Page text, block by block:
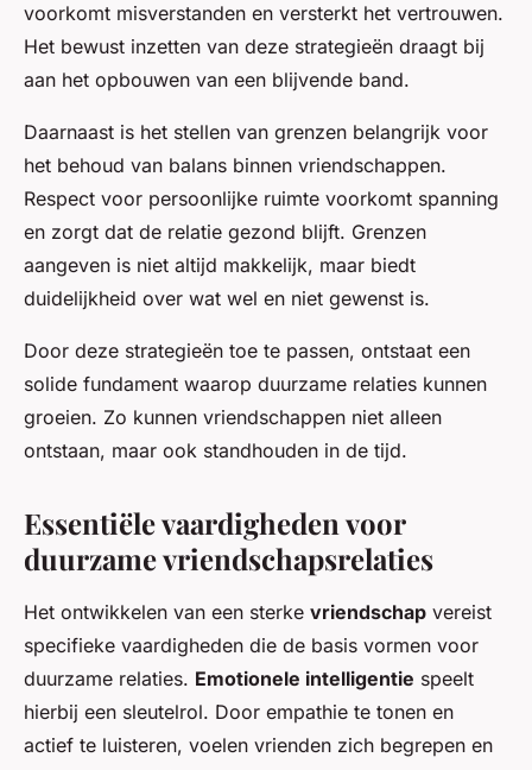
voorkomt misverstanden en versterkt het vertrouwen.
Het bewust inzetten van deze strategieën draagt bij
aan het opbouwen van een blijvende band.
Daarnaast is het stellen van grenzen belangrijk voor
het behoud van balans binnen vriendschappen.
Respect voor persoonlijke ruimte voorkomt spanning
en zorgt dat de relatie gezond blijft. Grenzen
aangeven is niet altijd makkelijk, maar biedt
duidelijkheid over wat wel en niet gewenst is.
Door deze strategieën toe te passen, ontstaat een
solide fundament waarop duurzame relaties kunnen
groeien. Zo kunnen vriendschappen niet alleen
ontstaan, maar ook standhouden in de tijd.
Essentiële vaardigheden voor
duurzame vriendschapsrelaties
Het ontwikkelen van een sterke vriendschap vereist
specifieke vaardigheden die de basis vormen voor
duurzame relaties. Emotionele intelligentie speelt
hierbij een sleutelrol. Door empathie te tonen en
actief te luisteren, voelen vrienden zich begrepen en